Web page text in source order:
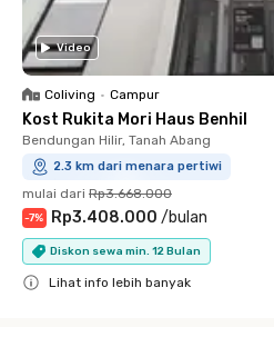
Video
Coliving • Campur
Kost Rukita Mori Haus Benhil
Bendungan Hilir, Tanah Abang
2.3 km dari menara pertiwi
mulai dari Rp3.668.000
-7% Rp3.408.000 /bulan
Diskon sewa min. 12 Bulan
Lihat info lebih banyak